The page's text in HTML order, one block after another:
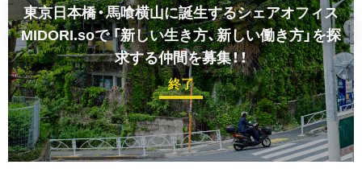
東京日本橋・馬喰横山に誕生するシェアオフィス
MIDORI.soで「新しい生き方、新しい働き方」を探
求する仲間を募集！！
終了